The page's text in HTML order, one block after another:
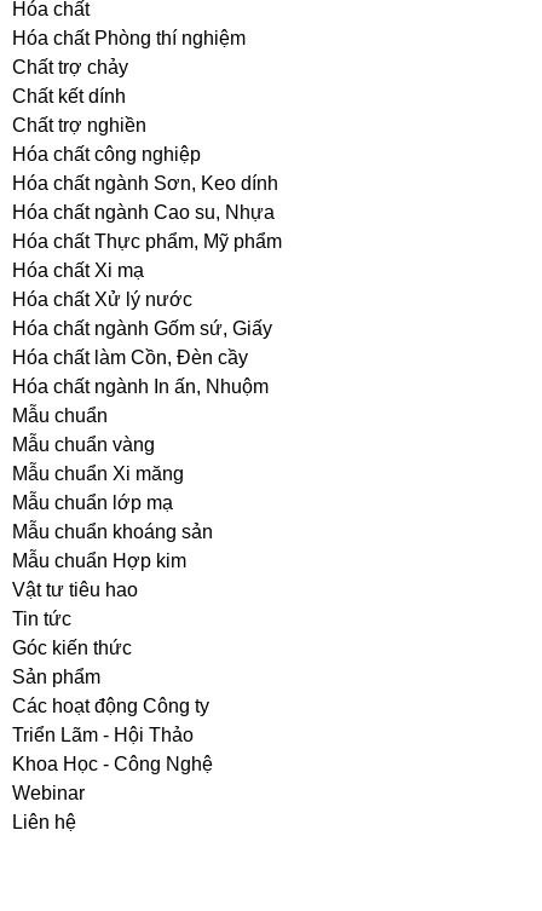
Hóa chất
Hóa chất Phòng thí nghiệm
Chất trợ chảy
Chất kết dính
Chất trợ nghiền
Hóa chất công nghiệp
Hóa chất ngành Sơn, Keo dính
Hóa chất ngành Cao su, Nhựa
Hóa chất Thực phẩm, Mỹ phẩm
Hóa chất Xi mạ
Hóa chất Xử lý nước
Hóa chất ngành Gốm sứ, Giấy
Hóa chất làm Cồn, Đèn cầy
Hóa chất ngành In ấn, Nhuộm
Mẫu chuẩn
Mẫu chuẩn vàng
Mẫu chuẩn Xi măng
Mẫu chuẩn lớp mạ
Mẫu chuẩn khoáng sản
Mẫu chuẩn Hợp kim
Vật tư tiêu hao
Tin tức
Góc kiến thức
Sản phẩm
Các hoạt động Công ty
Triển Lãm - Hội Thảo
Khoa Học - Công Nghệ
Webinar
Liên hệ